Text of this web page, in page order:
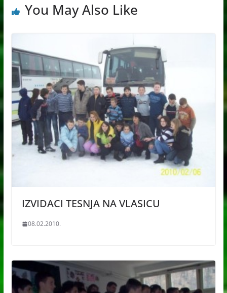
You May Also Like
IZVIDACI TESNJA NA VLASICU
08.02.2010.